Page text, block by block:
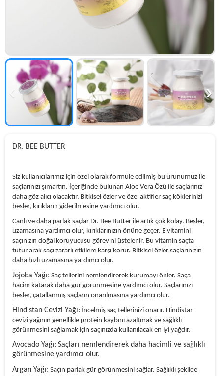
‹ ›
DR. BEE BUTTER
Siz kullanıcılarımız için özel olarak formüle edilmiş bu ürünümüz ile
saçlarınızı şımartın. İçeriğinde bulunan Aloe Vera Özü ile saçlarınız
daha göz alıcı olacaktır. Bitkisel özler ve özel aktifler saç köklerinizi
besler, kırıkların giderilmesine yardımcı olur.
Canlı ve daha parlak saçlar Dr. Bee Butter ile artık çok kolay. Besler,
uzamasına yardımcı olur, kırıklarınızın önüne geçer. E vitamini
saçınızın doğal koruyucusu görevini üstelenir. Bu vitamin saçta
tutunarak saçı zararlı etkilere karşı korur. Bitkisel özler saçlarınızın
daha hızlı uzamasına yardımcı olur.
Jojoba Yağı: Saç tellerini nemlendirerek kurumayı önler. Saça
hacim katarak daha gür görünmesine yardımcı olur. Saçlarınızı
besler, çatallanmış saçların onarılmasına yardımcı olur.
Hindistan Cevizi Yağı: İncelmiş saç tellerinizi onarır. Hindistan
cevizi yağının genellikle protein kaybını azaltmak ve sağlıklı
görünmesini sağlamak için saçınızda kullanılacak en iyi yağdır.
Avocado Yağı: Saçları nemlendirerek daha hacimli ve sağlıklı
görünmesine yardımcı olur.
Argan Yağı: Saçın parlak gür görünmesini sağlar. Sağlıklı şekilde